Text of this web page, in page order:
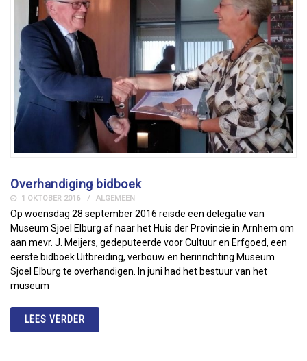
Overhandiging bidboek
1 OKTOBER 2016 ALGEMEEN
Op woensdag 28 september 2016 reisde een delegatie van
Museum Sjoel Elburg af naar het Huis der Provincie in Arnhem om
aan mevr. J. Meijers, gedeputeerde voor Cultuur en Erfgoed, een
eerste bidboek Uitbreiding, verbouw en herinrichting Museum
Sjoel Elburg te overhandigen. In juni had het bestuur van het
museum
LEES VERDER